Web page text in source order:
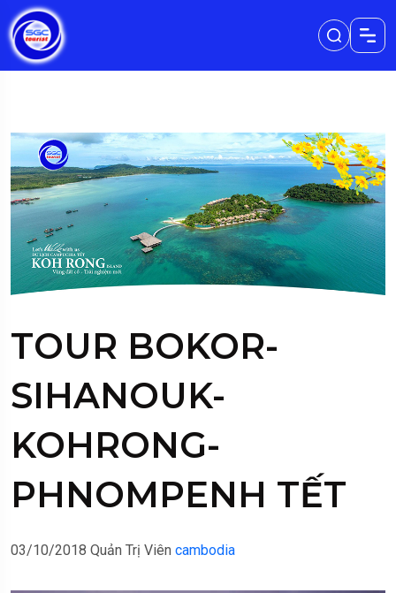
TOUR BOKOR-
SIHANOUK-
KOHRONG-
PHNOMPENH TẾT
03/10/2018 Quản Trị Viên cambodia